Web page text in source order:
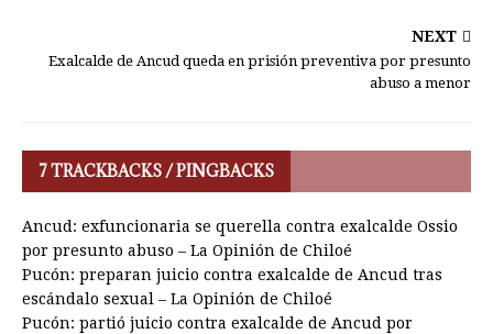
NEXT
Exalcalde de Ancud queda en prisión preventiva por presunto
abuso a menor
7 TRACKBACKS / PINGBACKS
Ancud: exfuncionaria se querella contra exalcalde Ossio
por presunto abuso – La Opinión de Chiloé
Pucón: preparan juicio contra exalcalde de Ancud tras
escándalo sexual – La Opinión de Chiloé
Pucón: partió juicio contra exalcalde de Ancud por